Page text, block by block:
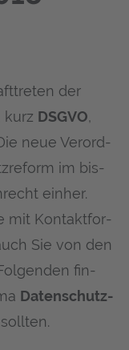
der
kurz DSGVO,
neue Ver­ord­
im bis­
ein­her.
mit Kon­takt­for­
Sie von den
fin­
Daten­schutz-